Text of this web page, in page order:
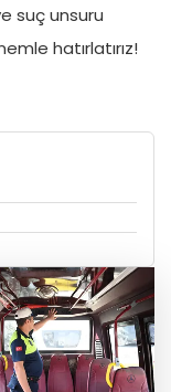
suç unsuru
hatırlatırız!